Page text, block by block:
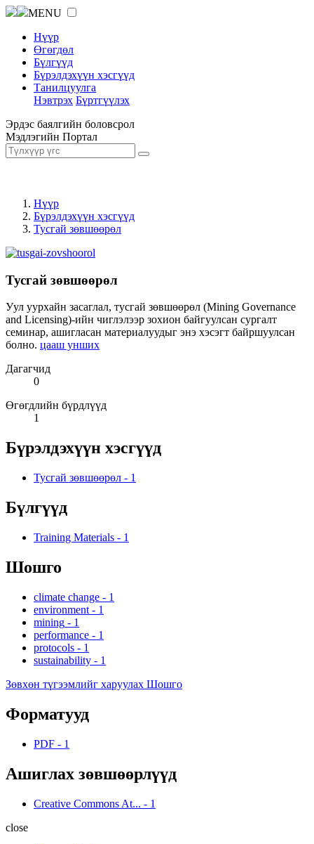
MENU
Нүүр
Өгөгдөл
Бүлгүүд
Бүрэлдэхүүн хэсгүүд
Танилцуулга
Нэвтрэх Бүртгүүлэх
Эрдэс баялгийн боловсрол
Мэдлэгийн Портал
Нүүр
Бүрэлдэхүүн хэсгүүд
Тусгай зөвшөөрөл
Тусгай зөвшөөрөл
Уул уурхайн засаглал, тусгай зөвшөөрөл (Mining Governance
and Licensing)-ийн чиглэлээр зохион байгуулсан сургалт
семинар, ашигласан материалуудыг энэ хэсэгт байршуулсан
болно. цааш унших
Дагагчид
0
Өгөгдлийн бүрдлүүд
1
Бүрэлдэхүүн хэсгүүд
Тусгай зөвшөөрөл - 1
Бүлгүүд
Training Materials - 1
Шошго
climate change - 1
environment - 1
mining - 1
performance - 1
protocols - 1
sustainability - 1
Зөвхөн түгээмлийг харуулах Шошго
Форматууд
PDF - 1
Ашиглах зөвшөөрлүүд
Creative Commons At... - 1
close